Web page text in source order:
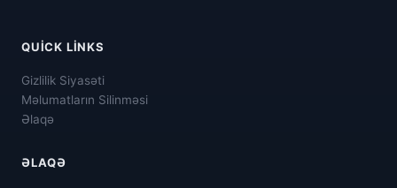
QUICK LINKS
Gizlilik Siyasəti
Məlumatların Silinməsi
Əlaqə
ƏLAQƏ